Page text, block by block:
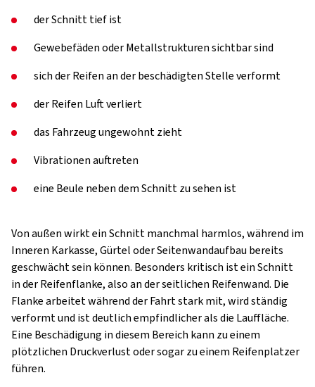
der Schnitt tief ist
Gewebefäden oder Metallstrukturen sichtbar sind
sich der Reifen an der beschädigten Stelle verformt
der Reifen Luft verliert
das Fahrzeug ungewohnt zieht
Vibrationen auftreten
eine Beule neben dem Schnitt zu sehen ist
Von außen wirkt ein Schnitt manchmal harmlos, während im
Inneren Karkasse, Gürtel oder Seitenwandaufbau bereits
geschwächt sein können. Besonders kritisch ist ein Schnitt
in der Reifenflanke, also an der seitlichen Reifenwand. Die
Flanke arbeitet während der Fahrt stark mit, wird ständig
verformt und ist deutlich empfindlicher als die Lauffläche.
Eine Beschädigung in diesem Bereich kann zu einem
plötzlichen Druckverlust oder sogar zu einem Reifenplatzer
führen.